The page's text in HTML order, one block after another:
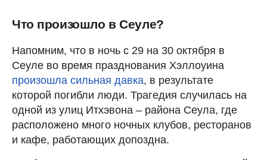
Что произошло в Сеуле?
Напомним, что в ночь с 29 на 30 октября в
Сеуле во время празднования Хэллоуина
произошла сильная давка, в результате
которой погибли люди. Трагедия случилась на
одной из улиц Итхэвона – района Сеула, где
расположено много ночных клубов, ресторанов
и кафе, работающих допоздна.